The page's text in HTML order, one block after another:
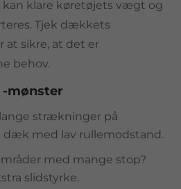
klare køretøjets vægt og
Tjek dækkets
at sikre, at det er
behov.
-mønster
strækninger på
dæk med lav rullemodstand.
med mange stop?
slidstyrke.